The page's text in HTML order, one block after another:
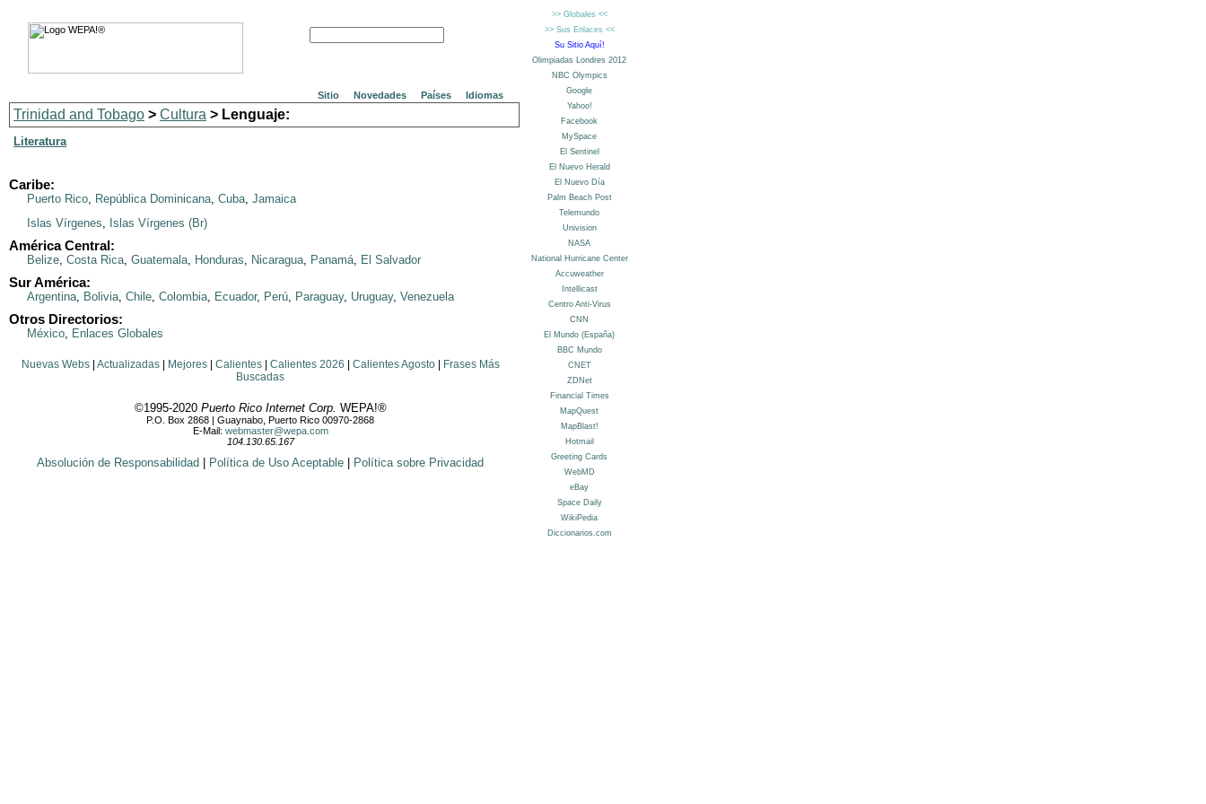
Sitio Novedades Países Idiomas
Trinidad and Tobago > Cultura > Lenguaje:
Literatura
Caribe:
Puerto Rico, República Dominicana, Cuba, Jamaica
Islas Vírgenes, Islas Vírgenes (Br)
América Central:
Belize, Costa Rica, Guatemala, Honduras, Nicaragua, Panamá, El Salvador
Sur América:
Argentina, Bolivia, Chile, Colombia, Ecuador, Perú, Paraguay, Uruguay, Venezuela
Otros Directorios:
México, Enlaces Globales
Nuevas Webs| Actualizadas| Mejores| Calientes| Calientes 2026 Calientes Agosto|
Frases Más
Buscadas
©1995-2020 Puerto Rico Internet Corp. WEPA!®
P.O. Box 2868 | Guaynabo, Puerto Rico 00970-2868
E-Mail: webmaster@wepa.com
104.130.65.167
Absolución de Responsabilidad Política de Uso Aceptable Política sobre Privacidad